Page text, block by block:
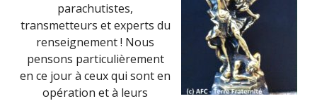
parachutistes,
transmetteurs et experts du
renseignement ! Nous
pensons particulièrement
en ce jour à ceux qui sont en
opération et à leurs